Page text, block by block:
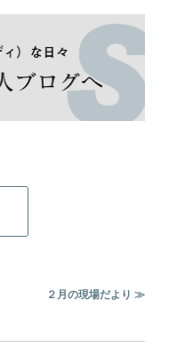
２月の現場だより ≫